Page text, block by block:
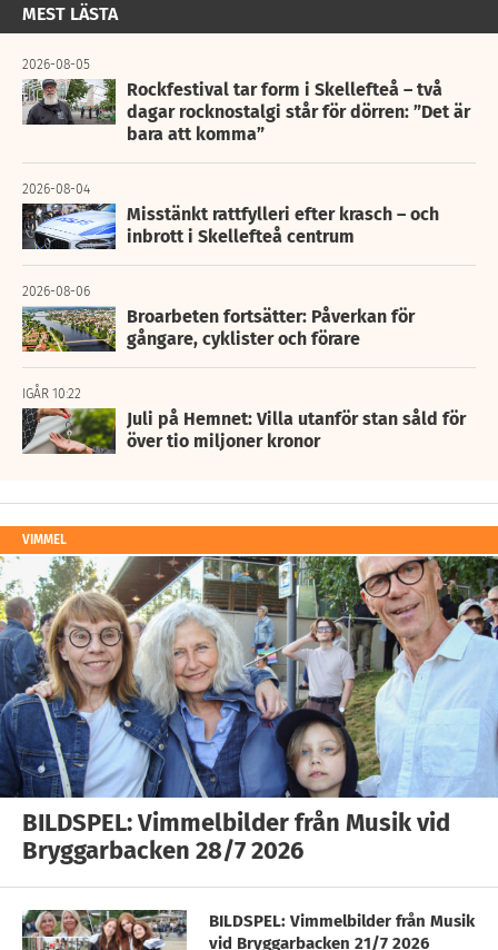
MEST LÄSTA
2026-08-05
Rockfestival tar form i Skellefteå – två
dagar rocknostalgi står för dörren: ”Det är
bara att komma”
2026-08-04
Misstänkt rattfylleri efter krasch – och
inbrott i Skellefteå centrum
2026-08-06
Broarbeten fortsätter: Påverkan för
gångare, cyklister och förare
IGÅR 10:22
Juli på Hemnet: Villa utanför stan såld för
över tio miljoner kronor
VIMMEL
BILDSPEL: Vimmelbilder från Musik vid
Bryggarbacken 28/7 2026
BILDSPEL: Vimmelbilder från Musik
vid Bryggarbacken 21/7 2026